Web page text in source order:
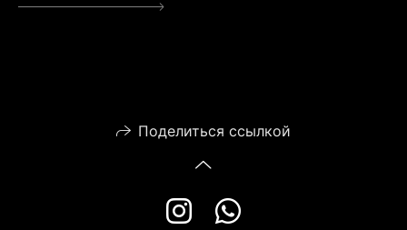
Поделиться ссылкой